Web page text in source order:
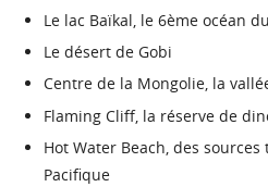
Le lac Baïkal, le 6ème océan
Le désert de Gobi
Centre de la Mongolie, la
Flaming Cliff, la réserve de
Hot Water Beach, des
Pacifique